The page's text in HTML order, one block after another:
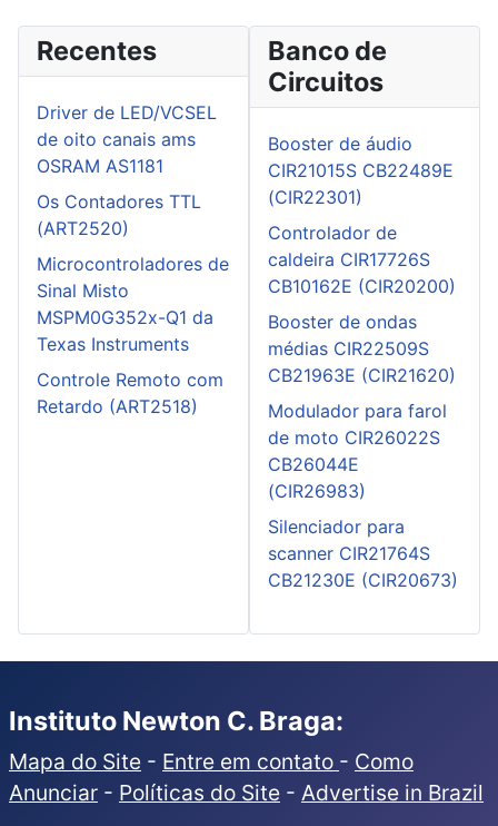
Recentes
Driver de LED/VCSEL
de oito canais ams
OSRAM AS1181
Os Contadores TTL
(ART2520)
Microcontroladores de
Sinal Misto
MSPM0G352x-Q1 da
Texas Instruments
Controle Remoto com
Retardo (ART2518)
Banco de
Circuitos
Booster de áudio
CIR21015S CB22489E
(CIR22301)
Controlador de
caldeira CIR17726S
CB10162E (CIR20200)
Booster de ondas
médias CIR22509S
CB21963E (CIR21620)
Modulador para farol
de moto CIR26022S
CB26044E
(CIR26983)
Silenciador para
scanner CIR21764S
CB21230E (CIR20673)
Instituto Newton C. Braga:
Mapa do Site - Entre em contato - Como
Anunciar - Políticas do Site - Advertise in Brazil